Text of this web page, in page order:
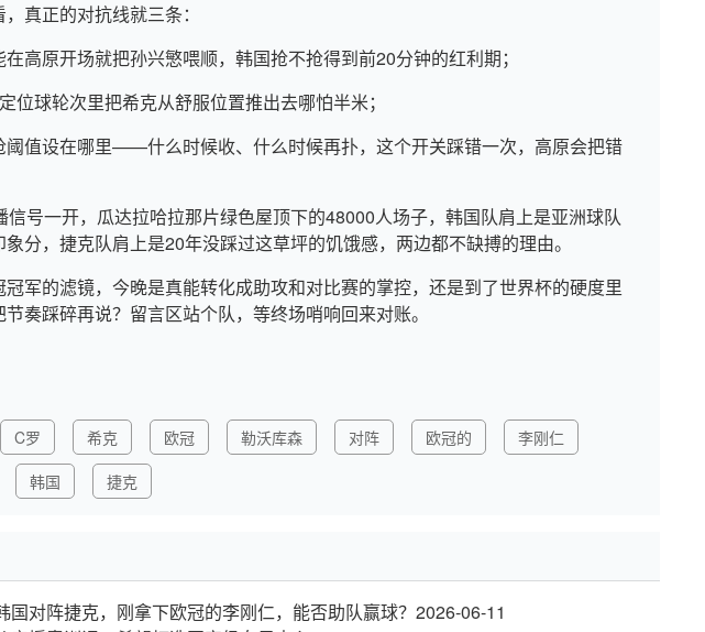
真正的对抗线就三条：
高原开场就把孙兴慜喂顺，韩国抢不抢得到前20分钟的红利期；
位球轮次里把希克从舒服位置推出去哪怕半米；
阈值设在哪里——什么时候收、什么时候再扑，这个开关踩错一次，高原会把错
信号一开，瓜达拉哈拉那片绿色屋顶下的48000人场子，韩国队肩上是亚洲球队
分，捷克队肩上是20年没踩过这草坪的饥饿感，两边都不缺搏的理由。
军的滤镜，今晚是真能转化成助攻和对比赛的掌控，还是到了世界杯的硬度里
奏踩碎再说？留言区站个队，等终场哨响回来对账。
C罗 希克 欧冠 勒沃库森 对阵 欧冠的
李刚仁
韩国 捷克
国对阵捷克，刚拿下欧冠的李刚仁，能否助队赢球？ 2026-06-11